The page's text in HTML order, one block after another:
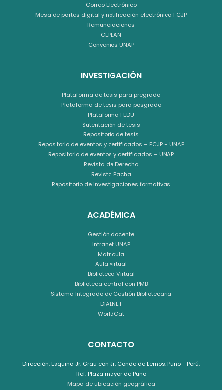
Correo Electrónico
Mesa de partes digital y notificación electrónica FCJP
Remuneraciones
CEPLAN
Convenios UNAP
INVESTIGACIÓN
Plataforma de tesis para pregrado
Plataforma de tesis para posgrado
Plataforma FEDU
Sutentación de tesis
Repositorio de tesis
Repositorio de eventos y certificados – FCJP – UNAP
Repositorio de eventos y certificados – UNAP
Revista de Derecho
Revista Pacha
Repositorio de investigaciones formativas
ACADÉMICA
Gestión docente
Intranet UNAP
Matricula
Aula virtual
Biblioteca Virtual
Biblioteca central con PMB
Sistema Integrado de Gestión Bibliotecaria
DIALNET
WorldCat
CONTACTO
Dirección: Esquina Jr. Grau con Jr. Conde de Lemos. Puno - Perú.
Ref. Plaza mayor de Puno
Mapa de ubicación geográfica